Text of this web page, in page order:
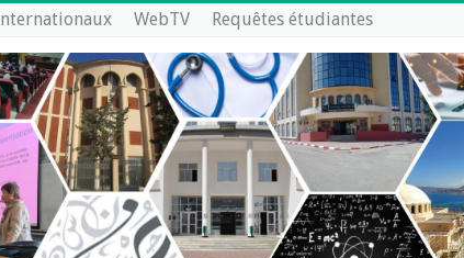
WebTV Requêtes étudiantes